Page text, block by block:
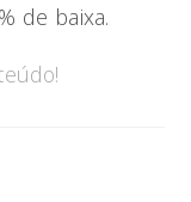
de baixa.